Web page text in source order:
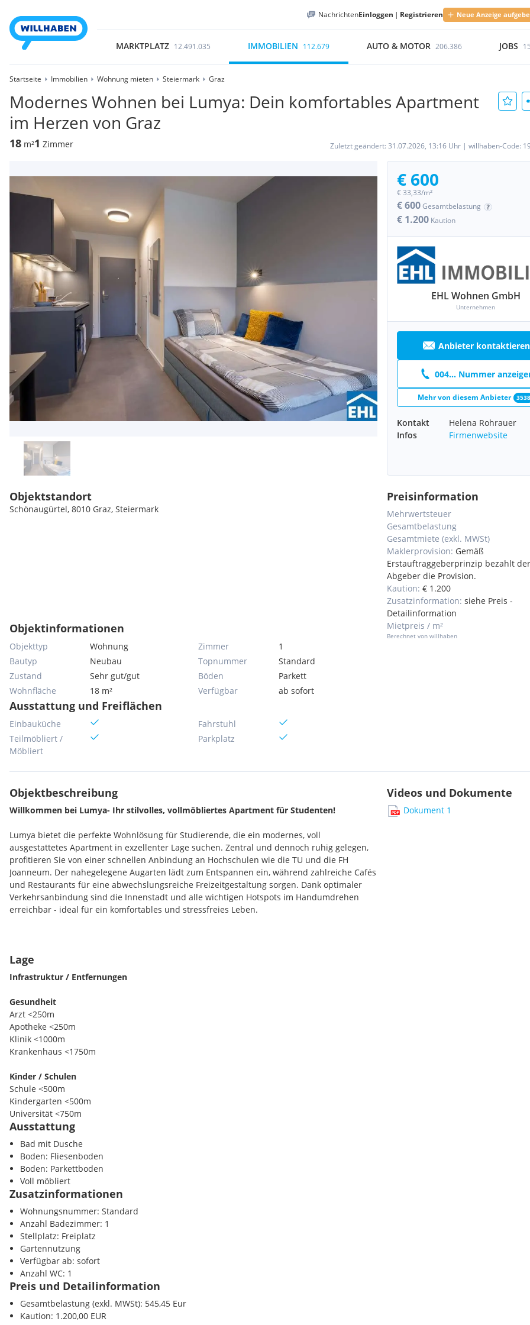
NachrichtenEinloggen | Registrieren Neue Anzeige
MARKTPLATZ 12.491.035 IMMOBILIEN 112.679 AUTO & MOTOR 206.386 JOBS
Startseite Immobilien Wohnung mieten Steiermark Graz
Modernes Wohnen bei Lumya: Dein komfortables Apartment
im Herzen von Graz
18 m²1 Zimmer Zuletzt geändert: 31.07.2026, 13:16 Uhr | willhaben-Code:
€ 600
€ 33,33/m²
€ 600Gesamtbelastung
€ 1.200 Kaution
EHL Wohnen GmbH
Unternehmen
Anbieter kontaktieren
004... Nummer
Mehr von diesem Anbieter 3538
Kontakt
Helena Rohrauer
Infos
Firmenwebsite
Objektstandort
Schönaugürtel, 8010 Graz, Steiermark
Objektinformationen
Objekttyp
Wohnung
Bautyp
Neubau
Zustand
Sehr gut/gut
Wohnfläche
18 m²
Zimmer
1
Topnummer
Standard
Böden
Parkett
Verfügbar
ab sofort
Ausstattung und Freiflächen
Einbauküche
Teilmöbliert /
Möbliert
Fahrstuhl
Parkplatz
Preisinformation
Mehrwertsteuer
Gesamtbelastung
Gesamtmiete (exkl. MWSt)
Maklerprovision: Gemäß
Erstauftraggeberprinzip bezahlt der
Abgeber die Provision.
Kaution: € 1.200
Zusatzinformation: siehe Preis -
Detailinformation
Mietpreis / m²
Berechnet von willhaben
Objektbeschreibung
Willkommen bei Lumya- Ihr stilvolles, vollmöbliertes Apartment für Studenten!
Lumya bietet die perfekte Wohnlösung für Studierende, die ein modernes, voll
ausgestattetes Apartment in exzellenter Lage suchen. Zentral und dennoch ruhig gelegen,
profitieren Sie von einer schnellen Anbindung an Hochschulen wie die TU und die FH
Joanneum. Der nahegelegene Augarten lädt zum Entspannen ein, während zahlreiche Cafés
und Restaurants für eine abwechslungsreiche Freizeitgestaltung sorgen. Dank optimaler
Verkehrsanbindung sind die Innenstadt und alle wichtigen Hotspots im Handumdrehen
erreichbar - ideal für ein komfortables und stressfreies Leben.
Lumya ist nicht nur ein Zuhause, sondern ein Ort der Begegnung und des Wohlfühlens.
Unsere Gemeinschaftsbereiche bieten zahlreiche Annehmlichkeiten:
Großzügige Gemeinschaftsküche
Moderne Coworking-Spaces
Atmosphäre
Fitnessbereich, Yoga- und Tanzstudio
Kinosaal und Game Room
Wäscheraum - für zusätzlichen Komfort
Begrünter Innenhof mit Tischtennisplatte
Unser freundliches Welcome-Team steht Ihnen vom Einzug bis hin zu alltäglichen Fragen
zur Seite.
Ihr neues Zuhause - Stilvolles Wohnen mit Komfort
Unsere hellen und modern eingerichteten Studios bieten alles, was Sie für ein angenehmes
Wohngefühl brauchen:
Komfortables Bett mit praktischem Stauraum
Einbauschrank und Bücherregal
Schreibtisch für produktives Arbeiten
Voll ausgestattete Küchenzeile für kulinarische Kreationen
Privates Badezimmer mit moderner Dusche
Wählen Sie den Zimmertyp, der Ihren Bedürfnissen entspricht:
Deluxe Studio- ca. 18,5 m² mit Balkon
Lage
Infrastruktur / Entfernungen
Gesundheit
Arzt <250m
Apotheke <250m
Klinik <1000m
Krankenhaus <1750m
Kinder / Schulen
Schule <500m
Kindergarten <500m
Universität <750m
Höhere Schule <1000m
Nahversorgung
Supermarkt <250m
Bäckerei <1000m
Einkaufszentrum <1000m
Verkehr
Autobahnanschluss <3750m
Bahnhof <1000m
Flughafen <7750m
Sonstige
Bank <250m
Post <750m
Polizei <750m
Ausstattung
Bad mit Dusche
Boden: Fliesenboden
Boden: Parkettboden
Voll möbliert
Zusatzinformationen
Wohnungsnummer: Standard
Anzahl Badezimmer: 1
Stellplatz: Freiplatz
Gartennutzung
Verfügbar ab: sofort
Anzahl WC: 1
Preis und Detailinformation
Gesamtbelastung (exkl. MWSt): 545,45 Eur
Kaution: 1.200,00 EUR
Videos und Dokumente
Dokument 1